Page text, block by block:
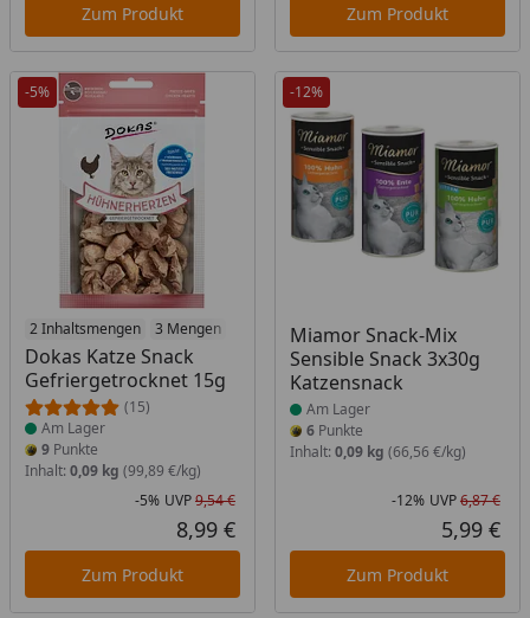
Zum Produkt Zum Produkt
-5%
2 Inhaltsmengen 3 Mengen
Dokas Katze Snack
Gefriergetrocknet 15g
(15)
Produkt am Lager
Am Lager
9 Punkte
Inhalt: 0,09 kg (99,89 €/kg)
Rabatt in Prozent
-5%
Ursprünglicher Preis
UVP9,54 €
Aktueller Preis
8,99 €
Zum Produkt
-12%
Miamor Snack-Mix
Sensible Snack 3x30g
Katzensnack
Produkt am Lager
Am Lager
6Punkte
Inhalt: 0,09 kg (66,56 €/kg)
-12% UVP6,87 €
5,99 €
Zum Produkt